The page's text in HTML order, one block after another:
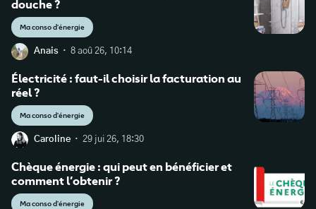
douche ?
Ma conso d'énergie
Anais · 8 aoû 26, 10:14
Électricité : faut-il choisir la facturation au
réel ?
Ma conso d'énergie
Caroline · 29 jui 26, 18:30
Chèque énergie : qui peut en bénéficier et
comment l’obtenir ?
Ma conso d'énergie